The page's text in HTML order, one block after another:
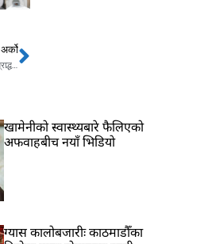
अर्को
आजदेखि सोह्रश्राद्ध समापन गरिँदैNext
खामेनीको स्वास्थ्यबारे फैलिएको
अफवाहबीच नयाँ भिडियो
ग्यास कालोबजारीः काठमाडौँका